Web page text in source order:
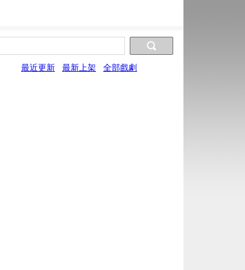
最近更新 最新上架 全部戲劇